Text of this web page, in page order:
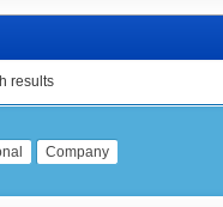
results
Company